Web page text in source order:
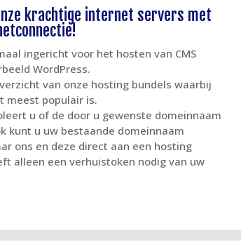
krachtige internet servers met
ingericht voor het hosten van CMS
WordPress.
van onze hosting bundels waarbij
meest populair is.
u of de door u gewenste domeinnaam
kunt u uw bestaande domeinnaam
ons en deze direct aan een hosting
alleen een verhuistoken nodig van uw